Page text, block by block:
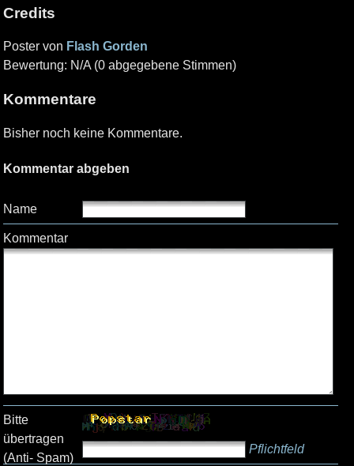
Credits
Poster von Flash Gorden
Bewertung: N/A (0 abgegebene Stimmen)
Kommentare
Bisher noch keine Kommentare.
Kommentar abgeben
Name
Kommentar
Bitte
übertragen
(Anti- Spam)
Pflichtfeld